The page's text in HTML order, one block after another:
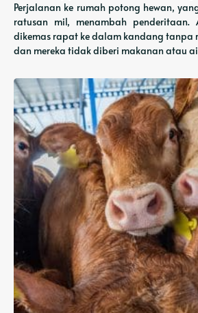
Perjalanan ke rumah potong hewan,
ratusan mil, menambah penderitaan.
dikemas rapat ke dalam kandang tanpa
dan mereka tidak diberi makanan atau